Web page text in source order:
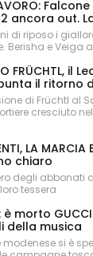
ancora out.
di riposo i
Berisha e Veiga
FRÜCHTL, il
il ritorno di
di Früchtl al
cresciuto
LA MARCIA
chiaro
degli abbonati
tessera
è morto
della musica
si è